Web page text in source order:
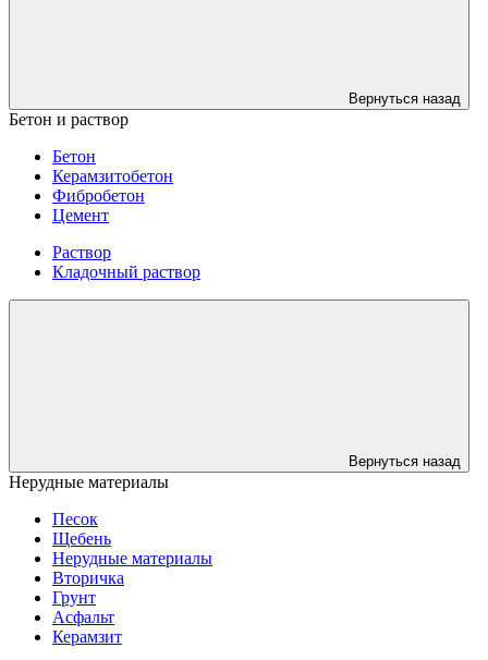
Вернуться назад
Бетон и раствор
Бетон
Керамзитобетон
Фибробетон
Цемент
Раствор
Кладочный раствор
Вернуться назад
Нерудные материалы
Песок
Щебень
Нерудные материалы
Вторичка
Грунт
Асфальт
Керамзит